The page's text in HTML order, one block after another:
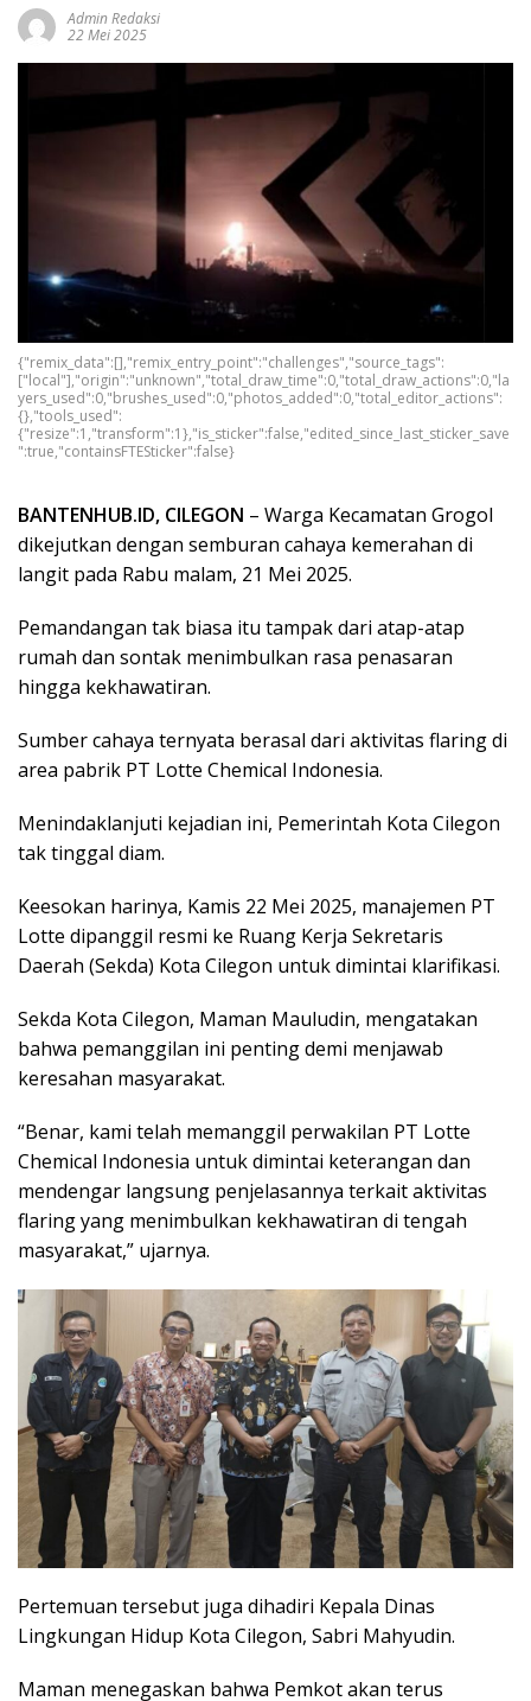
Admin Redaksi
22 Mei 2025
{"remix_data":[],"remix_entry_point":"challenges","source_tags":
["local"],"origin":"unknown","total_draw_time":0,"total_draw_actions":0,"la
yers_used":0,"brushes_used":0,"photos_added":0,"total_editor_actions":
{},"tools_used":
{"resize":1,"transform":1},"is_sticker":false,"edited_since_last_sticker_save
":true,"containsFTESticker":false}
BANTENHUB.ID, CILEGON – Warga Kecamatan Grogol
dikejutkan dengan semburan cahaya kemerahan di
langit pada Rabu malam, 21 Mei 2025.
Pemandangan tak biasa itu tampak dari atap-atap
rumah dan sontak menimbulkan rasa penasaran
hingga kekhawatiran.
Sumber cahaya ternyata berasal dari aktivitas flaring di
area pabrik PT Lotte Chemical Indonesia.
Menindaklanjuti kejadian ini, Pemerintah Kota Cilegon
tak tinggal diam.
Keesokan harinya, Kamis 22 Mei 2025, manajemen PT
Lotte dipanggil resmi ke Ruang Kerja Sekretaris
Daerah (Sekda) Kota Cilegon untuk dimintai klarifikasi.
Sekda Kota Cilegon, Maman Mauludin, mengatakan
bahwa pemanggilan ini penting demi menjawab
keresahan masyarakat.
“Benar, kami telah memanggil perwakilan PT Lotte
Chemical Indonesia untuk dimintai keterangan dan
mendengar langsung penjelasannya terkait aktivitas
flaring yang menimbulkan kekhawatiran di tengah
masyarakat,” ujarnya.
Pertemuan tersebut juga dihadiri Kepala Dinas
Lingkungan Hidup Kota Cilegon, Sabri Mahyudin.
Maman menegaskan bahwa Pemkot akan terus